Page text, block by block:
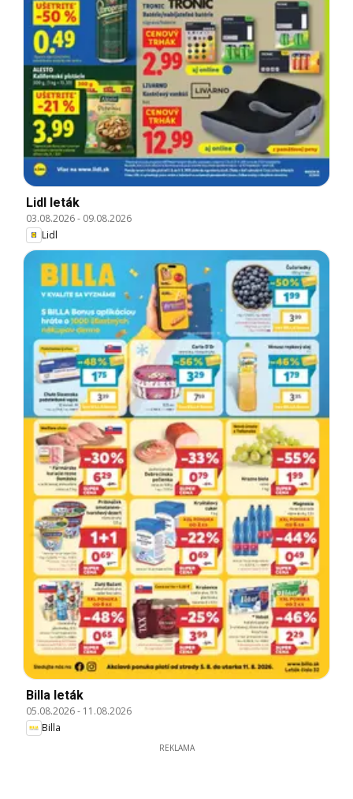
Lidl leták
03.08.2026- 09.08.2026
Lidl
Billa leták
05.08.2026- 11.08.2026
Billa
REKLAMA